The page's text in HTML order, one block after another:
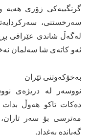
گرنگییەکی زۆری هەیە
سەرخستنی،
لەگەڵ شاندی عێراقی
ئەو کاتەی شا سەلمان
بەخۆکەوتنی ئێران
نووسەر لە دریژەی
دەکات تاکو هەوڵ بدات
مەترسی بۆ سەر
گەیاندە بەغداد.